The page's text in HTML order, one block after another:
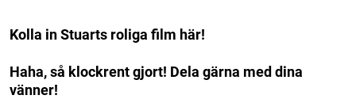
Kolla in Stuarts roliga film här!
Haha, så klockrent gjort! Dela gärna med dina
vänner!